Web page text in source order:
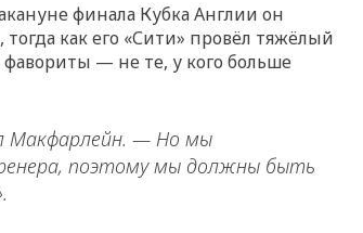
финала Кубка Англии он
как его «Сити» провёл тяжёлый
— не те, у кого больше
Макфарлейн. — Но мы
поэтому мы должны быть